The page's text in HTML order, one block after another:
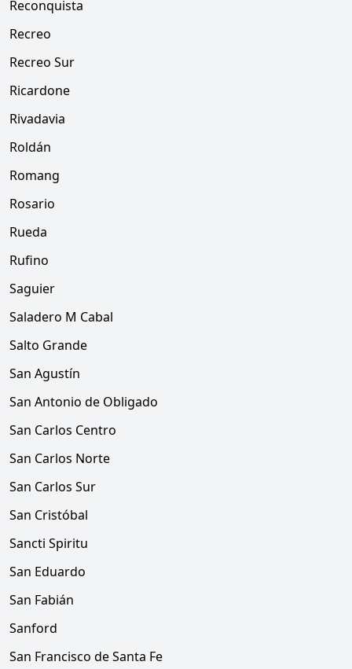
Reconquista
Recreo
Recreo Sur
Ricardone
Rivadavia
Roldán
Romang
Rosario
Rueda
Rufino
Saguier
Saladero M Cabal
Salto Grande
San Agustín
San Antonio de Obligado
San Carlos Centro
San Carlos Norte
San Carlos Sur
San Cristóbal
Sancti Spiritu
San Eduardo
San Fabián
Sanford
San Francisco de Santa Fe